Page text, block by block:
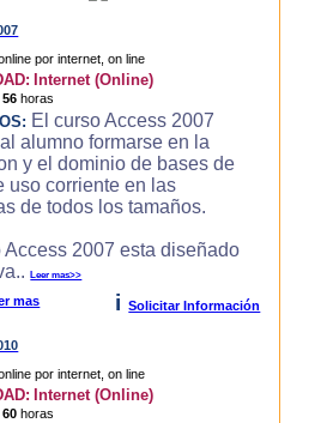
Internet (Online)
56 horas
El curso Access 2007
alumno formarse en la
y el dominio de bases de
uso corriente en las
de todos los tamaños.
Access 2007 esta diseñado
Leer mas>>
mas i Solicitar Información
Internet (Online)
60 horas